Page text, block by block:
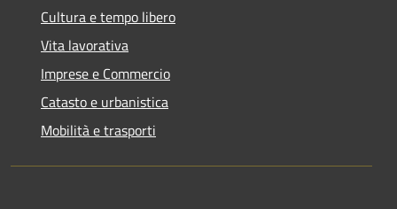
Cultura e tempo libero
Vita lavorativa
Imprese e Commercio
Catasto e urbanistica
Mobilità e trasporti